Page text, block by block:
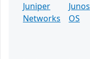
Juniper
Networks
Junos
OS